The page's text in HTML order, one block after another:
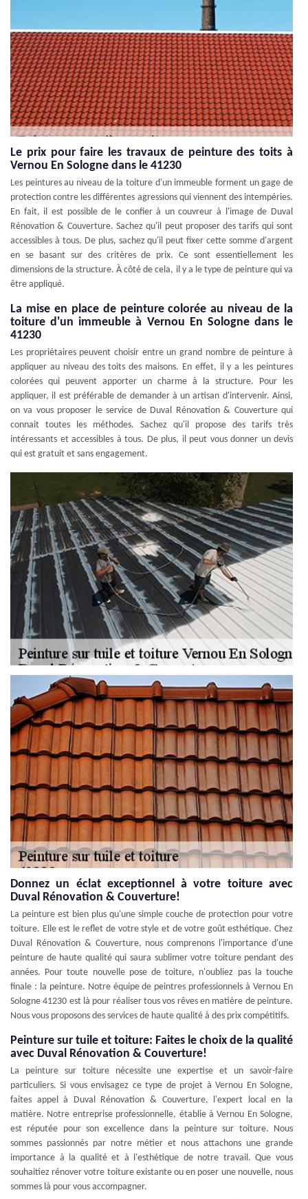
Le prix pour faire les travaux de peinture des toits à
Vernou En Sologne dans le 41230
Les peintures au niveau de la toiture d'un immeuble forment un gage de
protection contre les différentes agressions qui viennent des intempéries.
En fait, il est possible de le confier à un couvreur à l'image de Duval
Rénovation & Couverture. Sachez qu'il peut proposer des tarifs qui sont
accessibles à tous. De plus, sachez qu'il peut fixer cette somme d'argent
en se basant sur des critères de prix. Ce sont essentiellement les
dimensions de la structure. À côté de cela, il y a le type de peinture qui va
être appliqué.
La mise en place de peinture colorée au niveau de la
toiture d'un immeuble à Vernou En Sologne dans le
41230
Les propriétaires peuvent choisir entre un grand nombre de peinture à
appliquer au niveau des toits des maisons. En effet, il y a les peintures
colorées qui peuvent apporter un charme à la structure. Pour les
appliquer, il est préférable de demander à un artisan d'intervenir. Ainsi,
on va vous proposer le service de Duval Rénovation & Couverture qui
connait toutes les méthodes. Sachez qu'il propose des tarifs très
intéressants et accessibles à tous. De plus, il peut vous donner un devis
qui est gratuit et sans engagement.
Donnez un éclat exceptionnel à votre toiture avec
Duval Rénovation & Couverture!
La peinture est bien plus qu'une simple couche de protection pour votre
toiture. Elle est le reflet de votre style et de votre goût esthétique. Chez
Duval Rénovation & Couverture, nous comprenons l'importance d'une
peinture de haute qualité qui saura sublimer votre toiture pendant des
années. Pour toute nouvelle pose de toiture, n'oubliez pas la touche
finale : la peinture. Notre équipe de peintres professionnels à Vernou En
Sologne 41230 est là pour réaliser tous vos rêves en matière de peinture.
Nous vous proposons des services de haute qualité à des prix compétitifs.
Peinture sur tuile et toiture: Faites le choix de la qualité
avec Duval Rénovation & Couverture!
La peinture sur toiture nécessite une expertise et un savoir-faire
particuliers. Si vous envisagez ce type de projet à Vernou En Sologne,
faites appel à Duval Rénovation & Couverture, l'expert local en la
matière. Notre entreprise professionnelle, établie à Vernou En Sologne,
est réputée pour son excellence dans la peinture sur toiture. Nous
sommes passionnés par notre métier et nous attachons une grande
importance à la qualité et à l'esthétique de notre travail. Que vous
souhaitiez rénover votre toiture existante ou en poser une nouvelle, nous
sommes là pour vous accompagner.